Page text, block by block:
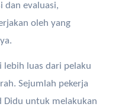
dan evaluasi,
oleh yang
lebih luas dari pelaku
Sejumlah pekerja
Didu untuk melakukan